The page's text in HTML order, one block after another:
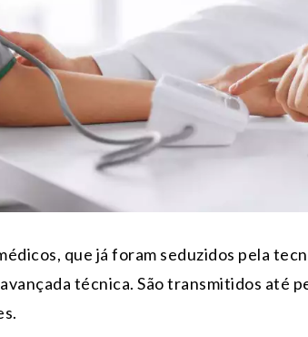
que já foram seduzidos pela
técnica. São transmitidos até